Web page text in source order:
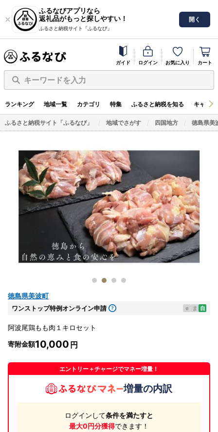
ふるなびアプリなら
返礼品がもっと探しやすい！
ふるさと納税サイト「ふるなび」
開く
ガイド ログイン お気に入り カート
キーワードを入力
ランキング 地域一覧 カテゴリ 特集 ふるさと納税を知る キャン
ふるさと納税サイト「ふるなび」 地域でさがす 四国地方 徳島県美
徳島県美波町
ワンストップ特例オンライン申請 e ま 自
阿波尾鶏もも肉１キロセット
寄附金額10,000
エントリー＋チャージでマネー増量！
増量の内訳
ログインして条件を満たすと
最大0円分獲得できます！